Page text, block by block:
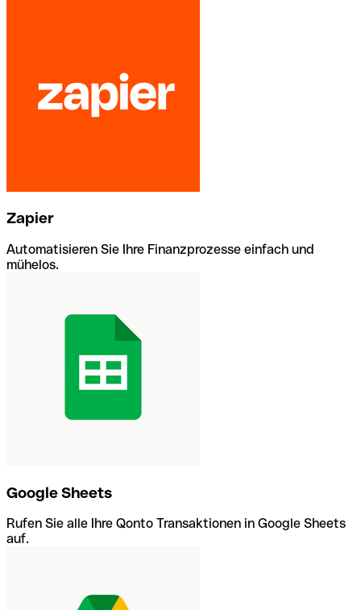
Zapier
Automatisieren Sie Ihre Finanzprozesse einfach und
mühelos.
Google Sheets
Rufen Sie alle Ihre Qonto Transaktionen in Google Sheets
auf.